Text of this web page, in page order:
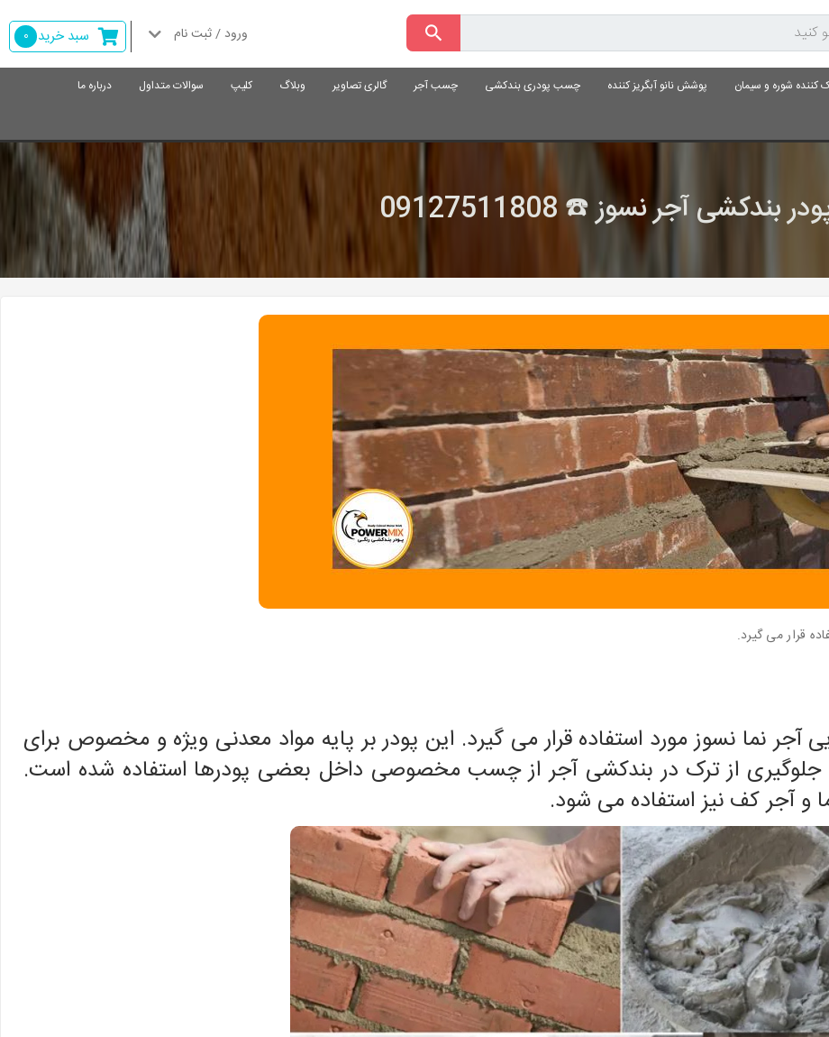
سبد خرید 0 ورود / ثبت نام
کننده شوره و سیمان پوشش نانو آبگریز کننده چسب پودری بندکشی چسب آجر گالری تصاویر وبلاگ کلیپ سوالات متداول
درباره ما
بندکشی آجر نسوز ☎️ 09127511808
قرار می گیرد.
آجر نما نسوز مورد استفاده قرار می گیرد. این پودر بر پایه مواد معدنی ویژه و مخصوص برای
جلوگیری از ترک در بندکشی آجر از چسب مخصوصی داخل بعضی پودرها استفاده شده است.
و آجر کف نیز استفاده می شود.